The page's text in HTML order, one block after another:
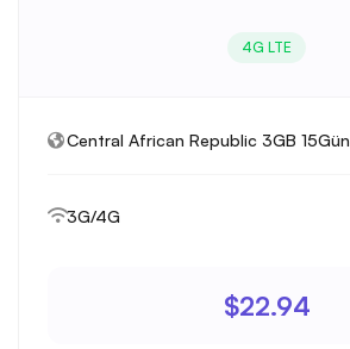
4G LTE
Central African Republic 3GB 15Gün
3G/4G
$22.94